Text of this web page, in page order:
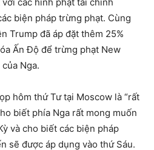
biện pháp trừng phạt. Cùng
Trump đã áp đặt thêm 25%
Ấn Độ để trừng phạt New
Nga.
hôm thứ Tư tại Moscow là “rất
biết phía Nga rất mong muốn
và cho biết các biện pháp
sẽ được áp dụng vào thứ Sáu.